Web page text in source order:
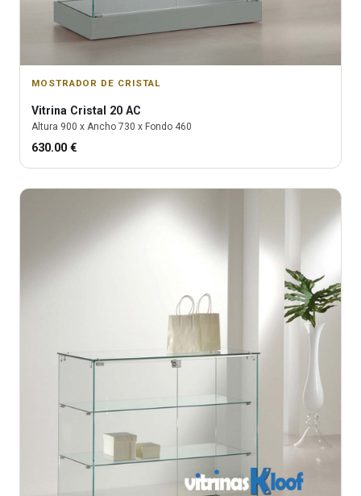
MOSTRADOR DE CRISTAL
Vitrina Cristal 20 AC
Altura 900 x Ancho 730 x Fondo 460
630.00 €